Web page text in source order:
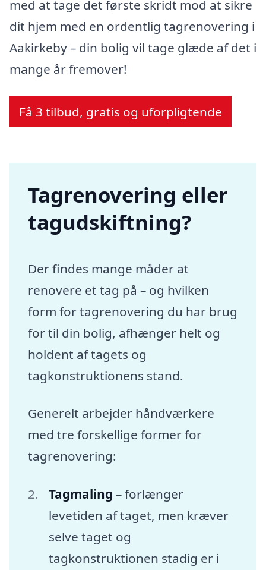
med at tage det første skridt mod at sikre
dit hjem med en ordentlig tagrenovering i
Aakirkeby – din bolig vil tage glæde af det i
mange år fremover!
Få 3 tilbud, gratis og uforpligtende
Tagrenovering eller
tagudskiftning?
Der findes mange måder at
renovere et tag på – og hvilken
form for tagrenovering du har brug
for til din bolig, afhænger helt og
holdent af tagets og
tagkonstruktionens stand.
Generelt arbejder håndværkere
med tre forskellige former for
tagrenovering:
Tagmaling – forlænger
levetiden af taget, men kræver
selve taget og
tagkonstruktionen stadig er i